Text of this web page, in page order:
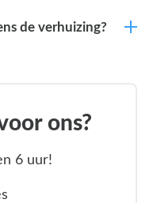
de verhuizing?
ons?
6 uur!